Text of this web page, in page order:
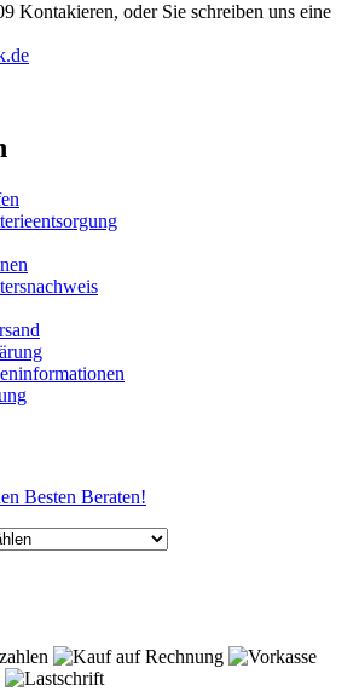
Kontakieren, oder Sie schreiben uns eine
Besten Beraten!